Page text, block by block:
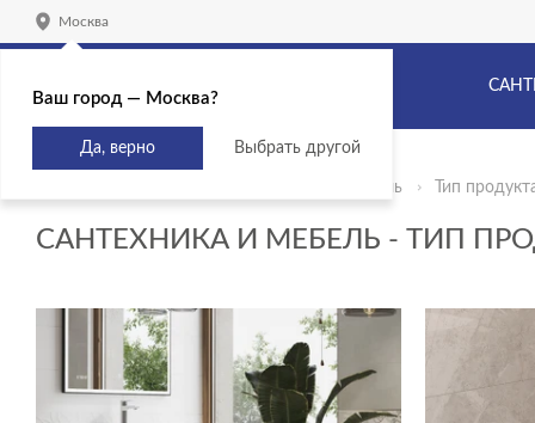
Москва
Сантехника и мебель Тип
САНТЕХНИКА И МЕБЕЛЬ - ТИП
Ваш город — Москва?
Да, верно Выбрать другой